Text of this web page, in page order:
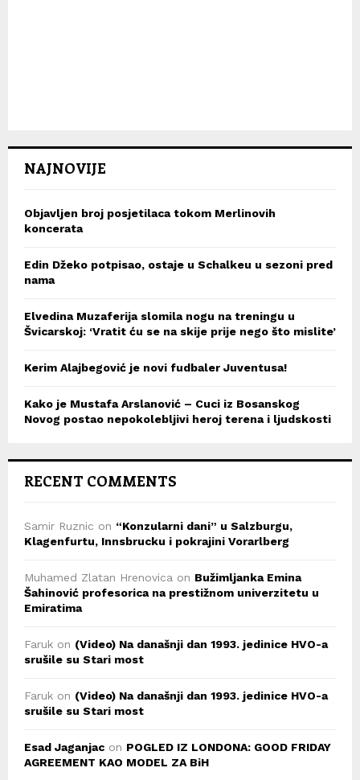
NAJNOVIJE
Objavljen broj posjetilaca tokom Merlinovih
koncerata
Edin Džeko potpisao, ostaje u Schalkeu u sezoni pred
nama
Elvedina Muzaferija slomila nogu na treningu u
Švicarskoj: ‘Vratit ću se na skije prije nego što mislite’
Kerim Alajbegović je novi fudbaler Juventusa!
Kako je Mustafa Arslanović – Cuci iz Bosanskog
Novog postao nepokolebljivi heroj terena i ljudskosti
RECENT COMMENTS
Samir Ruznic on “Konzularni dani” u Salzburgu,
Klagenfurtu, Innsbrucku i pokrajini Vorarlberg
Muhamed Zlatan Hrenovica on Bužimljanka Emina
Šahinović profesorica na prestižnom univerzitetu u
Emiratima
Faruk on (Video) Na današnji dan 1993. jedinice HVO-a
srušile su Stari most
Faruk on (Video) Na današnji dan 1993. jedinice HVO-a
srušile su Stari most
Esad Jaganjac on POGLED IZ LONDONA: GOOD FRIDAY
AGREEMENT KAO MODEL ZA BiH